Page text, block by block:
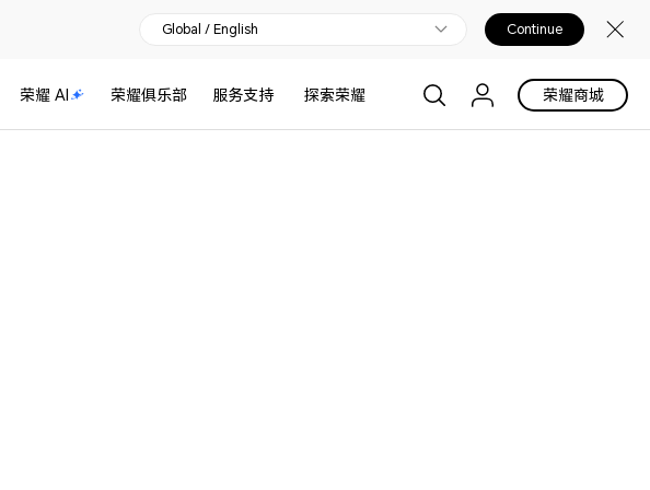
Global / English Continue
荣耀 AI 荣耀俱乐部 服务支持 探索荣耀 荣耀商城
下载